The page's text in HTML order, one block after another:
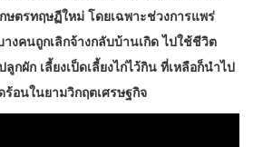
ษตรทฤษฏีใหม่ โดยเฉพาะช่วงการแพร่
งคนถูกเลิกจ้างกลับบ้านเกิด ไปใช้ชีวิต
กผัก เลี้ยงเป็ดเลี้ยงไก่ไว้กิน ที่เหลือก็นำไป
อนในยามวิกฤตเศรษฐกิจ